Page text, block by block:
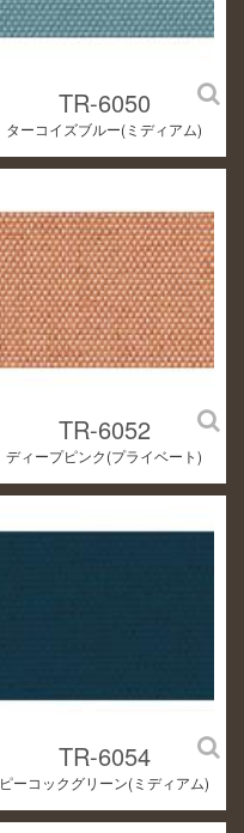
TR-6050
ターコイズブルー(ミディアム)
TR-6052
ディープピンク(プライベート)
TR-6054
ピーコックグリーン(ミディアム)